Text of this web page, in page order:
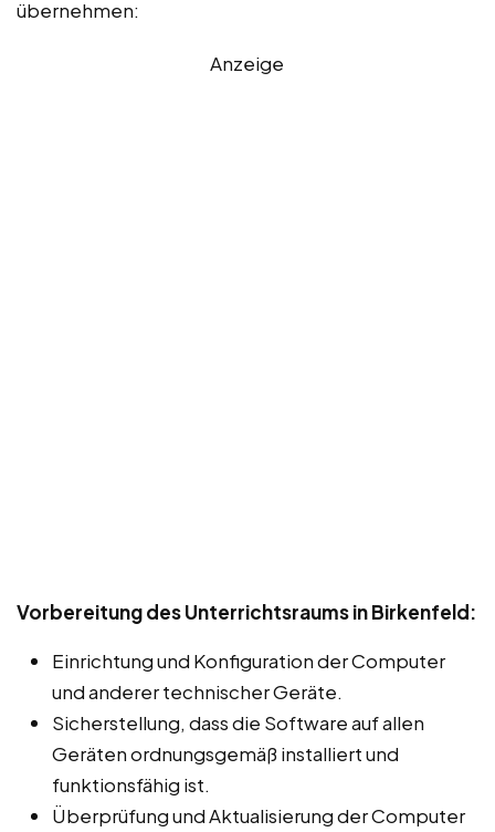
übernehmen:
Anzeige
Vorbereitung des Unterrichtsraums in Birkenfeld:
Einrichtung und Konfiguration der Computer
und anderer technischer Geräte.
Sicherstellung, dass die Software auf allen
Geräten ordnungsgemäß installiert und
funktionsfähig ist.
Überprüfung und Aktualisierung der Computer